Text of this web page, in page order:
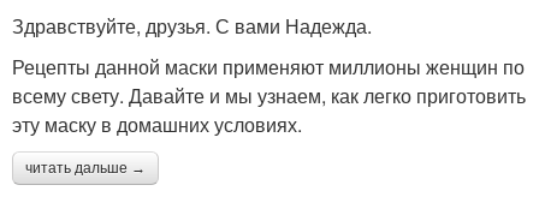
Здравствуйте, друзья. С вами Надежда.
Рецепты данной маски применяют миллионы женщин по
всему свету. Давайте и мы узнаем, как легко приготовить
эту маску в домашних условиях.
читать дальше →